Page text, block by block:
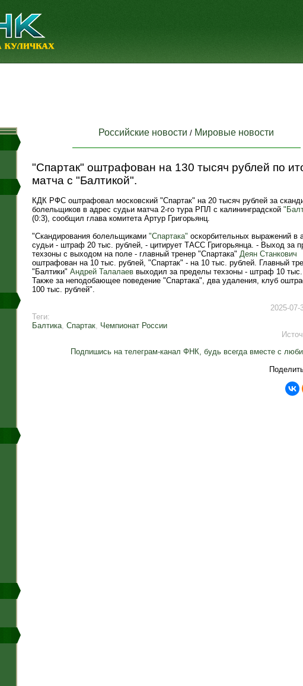
Российские новости / Мировые новости
"Спартак" оштрафован на 130 тысяч рублей по
матча с "Балтикой".
КДК РФС оштрафовал московский "Спартак" на 20 тысяч рублей за
болельщиков в адрес судьи матча 2-го тура РПЛ с калининградской
(0:3), сообщил глава комитета Артур Григорьянц.
"Скандирования болельщиками "Спартака" оскорбительных выражений в
судьи - штраф 20 тыс. рублей, - цитирует ТАСС Григорьянца. - Выход за
техзоны с выходом на поле - главный тренер "Спартака" Деян Станкович
оштрафован на 10 тыс. рублей, "Спартак" - на 10 тыс. рублей. Главный
"Балтики" Андрей Талалаев выходил за пределы техзоны - штраф 10 тыс.
Также за неподобающее поведение "Спартака", два удаления, клуб
100 тыс. рублей".
2025-07-
Теги:
Балтика, Спартак, Чемпионат России
Подпишись на телеграм-канал ФНК, будь всегда вместе с